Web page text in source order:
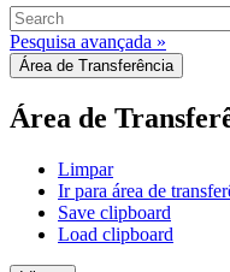
Pesquisa avançada »
Área de Transferência
Área de
Limpar
Ir para área de
Save clipboard
Load clipboard